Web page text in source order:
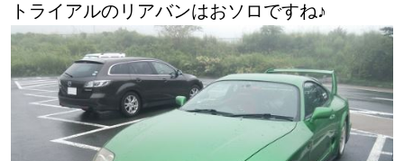
トライアルのリアバンはおソロですね♪